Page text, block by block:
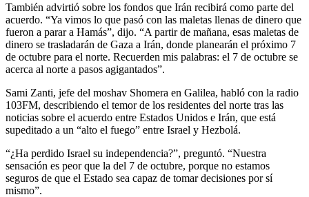
También advirtió sobre los fondos que Irán recibirá como parte del
acuerdo. “Ya vimos lo que pasó con las maletas llenas de dinero que
fueron a parar a Hamás”, dijo. “A partir de mañana, esas maletas de
dinero se trasladarán de Gaza a Irán, donde planearán el próximo 7
de octubre para el norte. Recuerden mis palabras: el 7 de octubre se
acerca al norte a pasos agigantados”.
Sami Zanti, jefe del moshav Shomera en Galilea, habló con la radio
103FM, describiendo el temor de los residentes del norte tras las
noticias sobre el acuerdo entre Estados Unidos e Irán, que está
supeditado a un “alto el fuego” entre Israel y Hezbolá.
“¿Ha perdido Israel su independencia?”, preguntó. “Nuestra
sensación es peor que la del 7 de octubre, porque no estamos
seguros de que el Estado sea capaz de tomar decisiones por sí
mismo”.